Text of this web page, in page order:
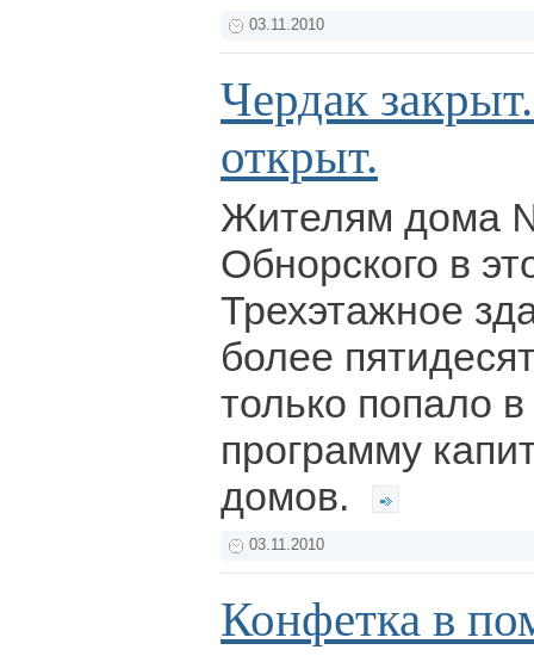
03.11.2010
Чердак
открыт.
Жителям дома
Обнорского в
Трехэтажное
более
только попало
программу
домов.
03.11.2010
Конфетка в